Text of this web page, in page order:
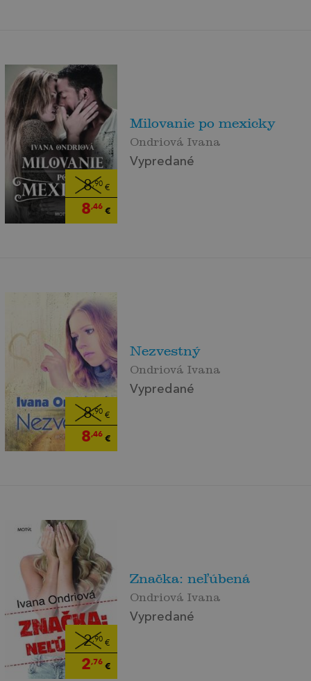
8,90€
8,46€
Milovanie po mexicky
Ondriová Ivana
Vypredané
8,90€
8,46€
Nezvestný
Ondriová Ivana
Vypredané
2,90€
2,76€
Značka: neľúbená
Ondriová Ivana
Vypredané